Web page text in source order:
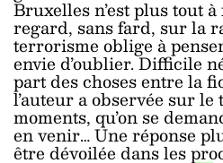
Bruxelles n’est plus tout
regard, sans fard, sur la
terrorisme oblige à
envie d’oublier. Difficile
part des choses entre la
l’auteur a observée sur
moments, qu’on se
en venir… Une réponse
être dévoilée dans les